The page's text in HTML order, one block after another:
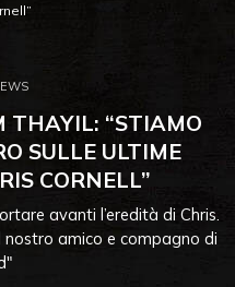
THAYIL: “STIAMO
SULLE ULTIME
CORNELL”
avanti l’eredità di Chris.
nostro amico e compagno di